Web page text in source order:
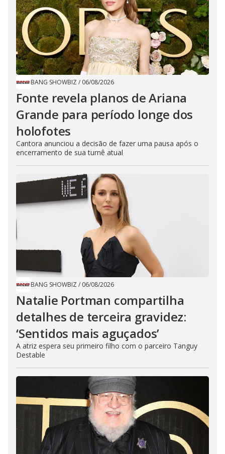
BANG SHOWBIZ / 06/08/2026
Fonte revela planos de Ariana
Grande para período longe dos
holofotes
Cantora anunciou a decisão de fazer uma pausa após o
encerramento de sua turnê atual
BANG SHOWBIZ / 06/08/2026
Natalie Portman compartilha
detalhes de terceira gravidez:
‘Sentidos mais aguçados’
A atriz espera seu primeiro filho com o parceiro Tanguy
Destable